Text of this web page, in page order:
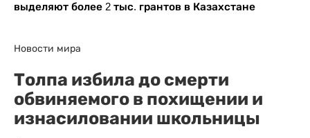
выделяют более 2 тыс. грантов в Казахстане
Новости мира
Толпа избила до смерти
обвиняемого в похищении и
изнасиловании школьницы